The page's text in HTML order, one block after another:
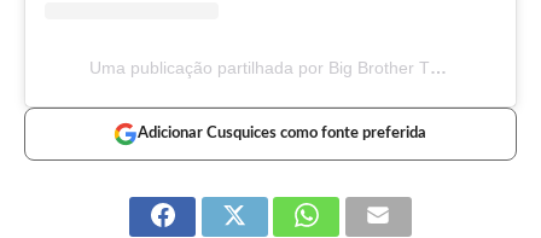
Uma publicação partilhada por Big Brother TVI (@bigbrothertvi)
Adicionar Cusquices como fonte preferida